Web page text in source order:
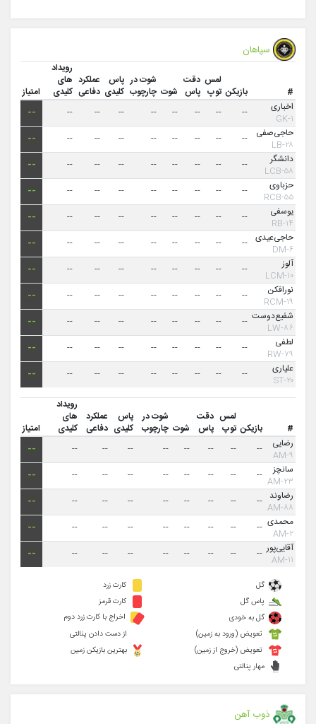
سپاهان
# بازیکن
لمس
توپ
دقت
پاس شوت
شوت در
چارچوب
پاس
کلیدی
عملکرد
دفاعی
رویداد
های
کلیدی
امتیاز
اخباری
۱-GK
--
--
--
--
--
--
--
--
--
حاجی‌صفی
۲۸-LB
--
--
--
--
--
--
--
--
--
دانشگر
۵۸-LCB
--
--
--
--
--
--
--
--
--
حزباوی
۵۵-RCB
--
--
--
--
--
--
--
--
--
یوسفی
۱۴-RB
--
--
--
--
--
--
--
--
--
حاجی‌عیدی
۶-DM
--
--
--
--
--
--
--
--
--
آلوز
۱۰-LCM
--
--
--
--
--
--
--
--
--
نورافکن
۱۹-RCM
--
--
--
--
--
--
--
--
--
شفیع‌دوست
۸۶-LW
--
--
--
--
--
--
--
--
--
لطفی
۷۹-RW
--
--
--
--
--
--
--
--
--
علیاری
۲۰-ST
--
--
--
--
--
--
--
--
--
# بازیکن
لمس
توپ
دقت
پاس
شوت
شوت در
چارچوب
پاس
کلیدی
عملکرد
دفاعی
رویداد
های
کلیدی
امتیاز
رضایی
۹-AM
--
--
--
--
--
--
--
--
--
سانچز
۲۳-AM
--
--
--
--
--
--
--
--
--
رضاوند
۸۸-AM
--
--
--
--
--
--
--
--
--
محمدی
۲-AM
--
--
--
--
--
--
--
--
--
آقایی‌پور
۱۱-AM
--
--
--
--
--
--
--
--
--
گل
پاس گل
گل به خودی
کارت زرد
کارت قرمز
اخراج با کارت زرد دوم
تعویض (ورود به زمین)
تعویض (خروج از زمین)
مهار پنالتی
از دست دادن پنالتی
بهترین بازیکن زمین
ذوب آهن